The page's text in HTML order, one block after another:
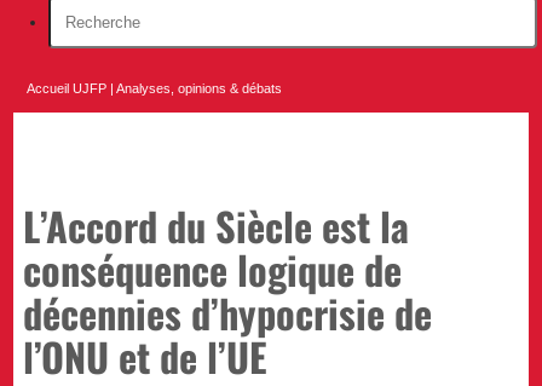
Accueil UJFP |Analyses, opinions & débats
L’Accord du Siècle est la
conséquence logique de
décennies d’hypocrisie de
l’ONU et de l’UE